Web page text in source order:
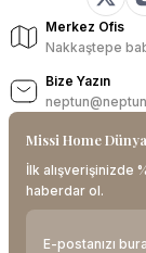
Merkez Ofis
Nakkaştepe
Bize Yazın
Missi Home
İlk alışverişinizde
haberdar ol.